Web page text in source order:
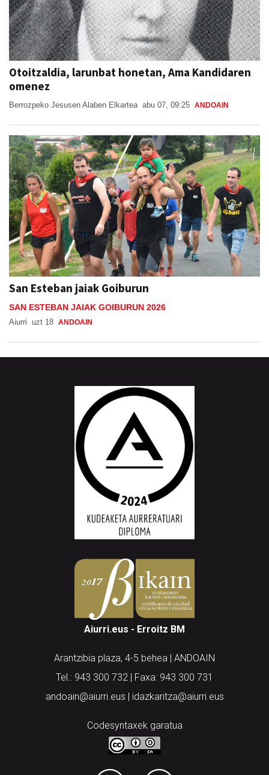
Otoitzaldia, larunbat honetan, Ama Kandidaren
omenez
Berrozpeko Jesusen Alaben Elkartea abu 07, 09:25 ANDOAIN
San Esteban jaiak Goiburun
SAN ESTEBAN JAIAK GOIBURUN 2026
Aiurri uzt 18 ANDOAIN
Aiurri.eus - Erroitz BM
Arantzibia plaza, 4-5 behea | ANDOAIN
Tel.: 943 300 732 | Faxa: 943 300 731
andoain@aiurri.eus | idazkaritza@aiurri.eus
Codesyntaxek garatua